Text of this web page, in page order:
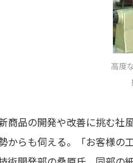
高度
商品の開発や改善に挑む社
からも伺える。「お客様の